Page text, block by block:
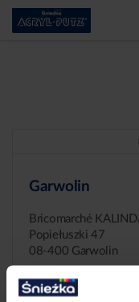
Garwolin
Bricomarché
Popiełuszki 47
08-400 Garwolin